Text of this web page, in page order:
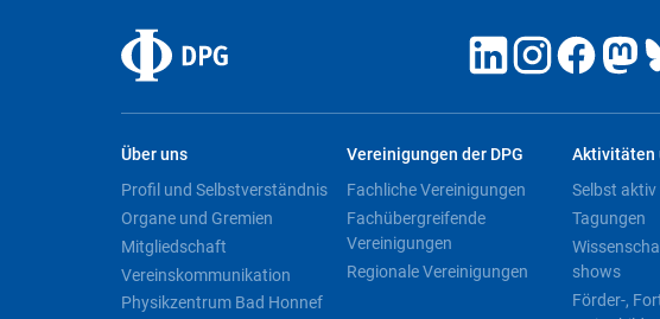
Über uns
Profil und Selbstverständnis
Organe und Gremien
Mitgliedschaft
Vereinskommunikation
Physikzentrum Bad Honnef
Vereinigungen der DPG
Fachliche Vereinigungen
Fachübergreifende
Vereinigungen
Regionale Vereinigungen
Aktivitäten
Selbst aktiv
Tagungen
shows
Förder-,